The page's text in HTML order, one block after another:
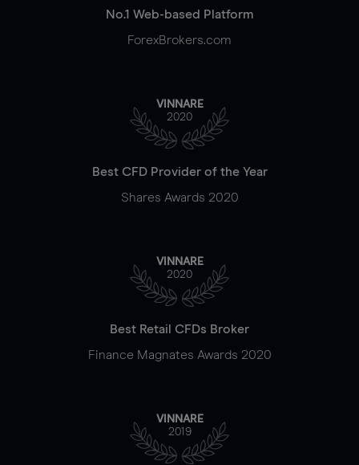
No.1 Web-based Platform
ForexBrokers.com
VINNARE
2020
Best CFD Provider of the Year
Shares Awards 2020
VINNARE
2020
Best Retail CFDs Broker
Finance Magnates Awards 2020
VINNARE
2019